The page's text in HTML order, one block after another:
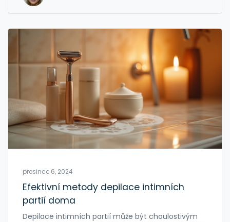
prosince 6, 2024
Efektivní metody depilace intimních
partií doma
Depilace intimních partií může být choulostivým